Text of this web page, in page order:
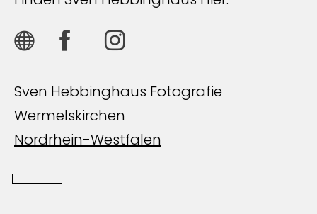
Sven Hebbinghaus Fotografie
Wermelskirchen
Nordrhein-Westfalen